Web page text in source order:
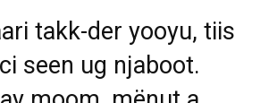
takk-der yooyu, tiis
seen ug njaboot.